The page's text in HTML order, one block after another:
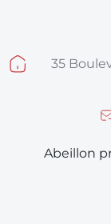
35
Abeillon